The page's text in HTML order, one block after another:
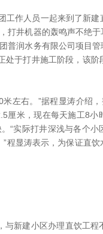
作人员一起来到了新建
打井机器的轰鸣声不绝
普润水务有限公司项目
处于打井施工阶段，该
左右。”据程显涛介绍，
厘米，现在每天施工8小
“实际打井深浅与各个
程显涛表示，为保证直
新建小区办理直饮工程